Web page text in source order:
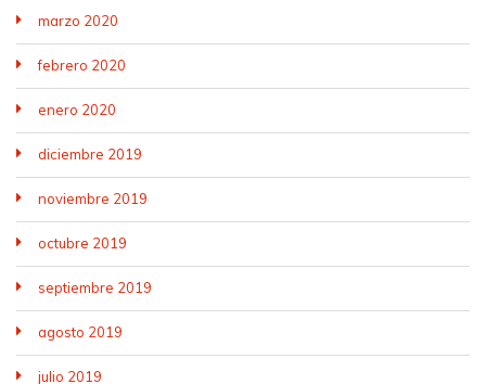
marzo 2020
febrero 2020
enero 2020
diciembre 2019
noviembre 2019
octubre 2019
septiembre 2019
agosto 2019
julio 2019